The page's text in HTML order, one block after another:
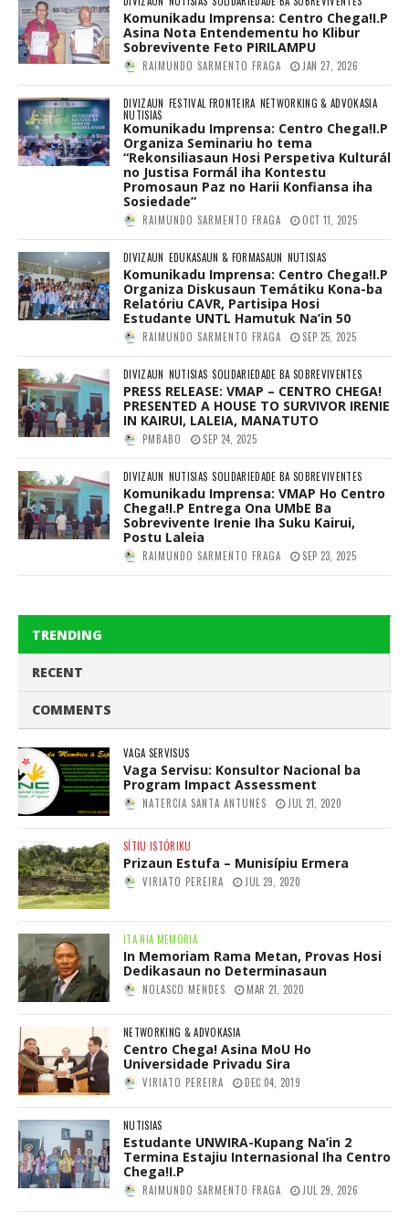
Komunikadu Imprensa: Centro Chega!I.P
Asina Nota Entendementu ho Klibur
Sobrevivente Feto PIRILAMPU
RAIMUNDO SARMENTO FRAGA JAN 27, 2026
DIVIZAUN FESTIVAL FRONTEIRA NETWORKING & ADVOKASIA
NUTISIAS
Komunikadu Imprensa: Centro Chega!I.P
Organiza Seminariu ho tema
“Rekonsiliasaun Hosi Perspetiva Kulturál
no Justisa Formál iha Kontestu
Promosaun Paz no Harii Konfiansa iha
Sosiedade”
RAIMUNDO SARMENTO FRAGA OCT 11, 2025
DIVIZAUN EDUKASAUN & FORMASAUN NUTISIAS
Komunikadu Imprensa: Centro Chega!I.P
Organiza Diskusaun Temátiku Kona-ba
Relatóriu CAVR, Partisipa Hosi
Estudante UNTL Hamutuk Na’in 50
RAIMUNDO SARMENTO FRAGA SEP 25, 2025
DIVIZAUN NUTISIAS SOLIDARIEDADE BA SOBREVIVENTES
PRESS RELEASE: VMAP – CENTRO CHEGA!
PRESENTED A HOUSE TO SURVIVOR IRENIE
IN KAIRUI, LALEIA, MANATUTO
PMBABO SEP 24, 2025
DIVIZAUN NUTISIAS SOLIDARIEDADE BA SOBREVIVENTES
Komunikadu Imprensa: VMAP Ho Centro
Chega!I.P Entrega Ona UMbE Ba
Sobrevivente Irenie Iha Suku Kairui,
Postu Laleia
RAIMUNDO SARMENTO FRAGA SEP 23, 2025
TRENDING
RECENT
COMMENTS
VAGA SERVISUS
Vaga Servisu: Konsultor Nacional ba
Program Impact Assessment
NATERCIA SANTA ANTUNES JUL 21, 2020
SÍTIU ISTÓRIKU
Prizaun Estufa – Munisípiu Ermera
VIRIATO PEREIRA JUL 29, 2020
ITA NIA MEMORIA
In Memoriam Rama Metan, Provas Hosi
Dedikasaun no Determinasaun
NOLASCO MENDES MAR 21, 2020
NETWORKING & ADVOKASIA
Centro Chega! Asina MoU Ho
Universidade Privadu Sira
VIRIATO PEREIRA DEC 04, 2019
NUTISIAS
Estudante UNWIRA-Kupang Na’in 2
Termina Estajiu Internasional Iha Centro
Chega!I.P
RAIMUNDO SARMENTO FRAGA JUL 29, 2026